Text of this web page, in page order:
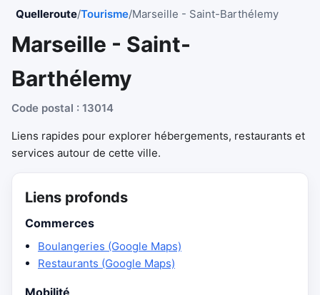
Quelleroute/Tourisme/Marseille - Saint-Barthélemy
Marseille - Saint-
Barthélemy
Code postal : 13014
Liens rapides pour explorer hébergements, restaurants et
services autour de cette ville.
Liens profonds
Commerces
Boulangeries (Google Maps)
Restaurants (Google Maps)
Mobilité